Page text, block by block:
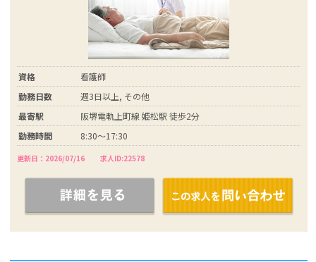
資格
看護師
勤務日数
週3日以上, その他
最寄駅
阪堺電軌上町線 姫松駅 徒歩2分
勤務時間
8:30～17:30
更新日：2026/07/16 求人ID:22578